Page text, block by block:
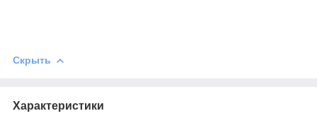
Скрыть
Характеристики